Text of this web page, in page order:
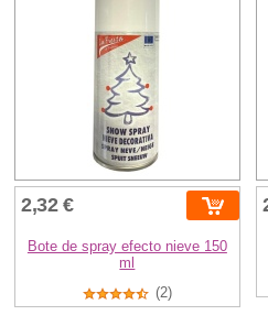
2,32 €
Bote de spray efecto nieve 150
ml
(2)